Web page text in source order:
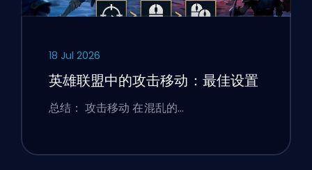
18 Jul 2026
英雄联盟中的攻击移动：最佳设置
总结： 攻击移动 在混乱的…